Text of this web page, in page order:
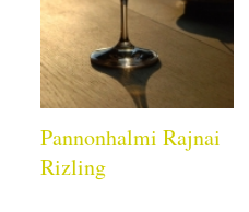
Pannonhalmi Rajnai
Rizling